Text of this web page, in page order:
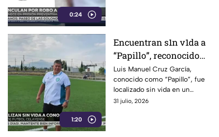
0:24
1:20
Encuentran s1n v1da a
“Papillo”, reconocido
visor de futbol
desaparecido en
Celaya; investigan el
caso
Luis Manuel Cruz García,
conocido como “Papillo”, fue
localizado sin vida en un
camino de terracería de Ojo
31 julio, 2026